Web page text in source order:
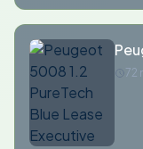
72